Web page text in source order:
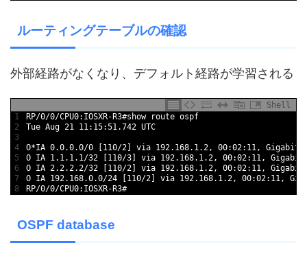
ルーティングテーブルの確認
外部経路がなくなり、デフォルト経路が学習される
Shell
1
2
3
4
5
6
7
8
RP/0/0/CPU0:IOSXR-R3#show route ospf
Tue Aug 21 11:15:51.742 UTC
O*IA 0.0.0.0/0 [110/2] via 192.168.1.2, 00:02:11,
O IA 1.1.1.1/32 [110/3] via 192.168.1.2, 00:02:11,
O IA 2.2.2.2/32 [110/2] via 192.168.1.2, 00:02:11,
O IA 192.168.0.0/24 [110/2] via 192.168.1.2, 00:02:11,
RP/0/0/CPU0:IOSXR-R3#
OSPF database